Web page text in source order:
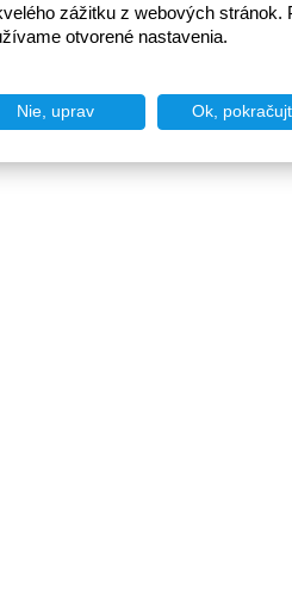
zážitku z webových stránok.
otvorené nastavenia.
Nie, uprav Ok,